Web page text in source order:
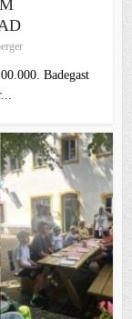
Badegast